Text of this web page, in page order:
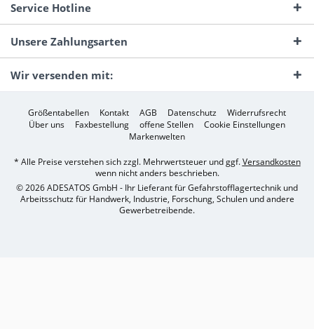
Service Hotline
Unsere Zahlungsarten
Wir versenden mit:
Größentabellen Kontakt AGB Datenschutz
Widerrufsrecht
Über uns
Faxbestellung offene Stellen
Cookie Einstellungen
Markenwelten
* Alle Preise verstehen sich zzgl. Mehrwertsteuer und ggf.Versandkosten
wenn nicht anders beschrieben.
© 2026 ADESATOS GmbH - Ihr Lieferant für Gefahrstofflagertechnik und
Arbeitsschutz für Handwerk, Industrie, Forschung, Schulen und andere
Gewerbetreibende.